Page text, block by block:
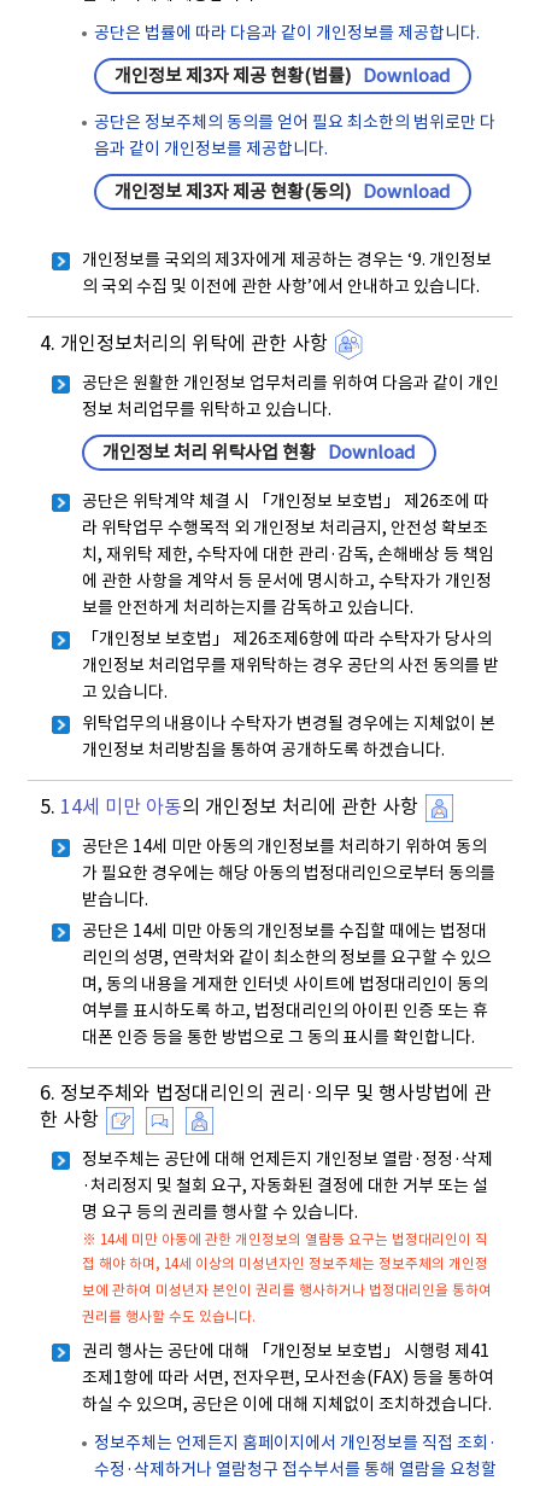
공단은 법률에 따라 다음과 같이 개인정보를 제공합니다.
개인정보 제3자 제공 현황(법률) Download
공단은 정보주체의 동의를 얻어 필요 최소한의 범위로만 다
음과 같이 개인정보를 제공합니다.
개인정보 제3자 제공 현황(동의) Download
개인정보를 국외의 제3자에게 제공하는 경우는 ‘9. 개인정보
의 국외 수집 및 이전에 관한 사항’에서 안내하고 있습니다.
4. 개인정보처리의 위탁에 관한 사항
공단은 원활한 개인정보 업무처리를 위하여 다음과 같이 개인
정보 처리업무를 위탁하고 있습니다.
개인정보 처리 위탁사업 현황 Download
공단은 위탁계약 체결 시 「개인정보 보호법」 제26조에 따
라 위탁업무 수행목적 외 개인정보 처리금지, 안전성 확보조
치, 재위탁 제한, 수탁자에 대한 관리·감독, 손해배상 등 책임
에 관한 사항을 계약서 등 문서에 명시하고, 수탁자가 개인정
보를 안전하게 처리하는지를 감독하고 있습니다.
「개인정보 보호법」 제26조제6항에 따라 수탁자가 당사의
개인정보 처리업무를 재위탁하는 경우 공단의 사전 동의를 받
고 있습니다.
위탁업무의 내용이나 수탁자가 변경될 경우에는 지체없이 본
개인정보 처리방침을 통하여 공개하도록 하겠습니다.
5. 14세 미만 아동의 개인정보 처리에 관한 사항
공단은 14세 미만 아동의 개인정보를 처리하기 위하여 동의
가 필요한 경우에는 해당 아동의 법정대리인으로부터 동의를
받습니다.
공단은 14세 미만 아동의 개인정보를 수집할 때에는 법정대
리인의 성명, 연락처와 같이 최소한의 정보를 요구할 수 있으
며, 동의 내용을 게재한 인터넷 사이트에 법정대리인이 동의
여부를 표시하도록 하고, 법정대리인의 아이핀 인증 또는 휴
대폰 인증 등을 통한 방법으로 그 동의 표시를 확인합니다.
6. 정보주체와 법정대리인의 권리·의무 및 행사방법에 관
한 사항
정보주체는 공단에 대해 언제든지 개인정보 열람·정정·삭제
·처리정지 및 철회 요구, 자동화된 결정에 대한 거부 또는 설
명 요구 등의 권리를 행사할 수 있습니다.
※ 14세 미만 아동에 관한 개인정보의 열람등 요구는 법정대리인이 직
접 해야 하며, 14세 이상의 미성년자인 정보주체는 정보주체의 개인정
보에 관하여 미성년자 본인이 권리를 행사하거나 법정대리인을 통하여
권리를 행사할 수도 있습니다.
권리 행사는 공단에 대해 「개인정보 보호법」 시행령 제41
조제1항에 따라 서면, 전자우편, 모사전송(FAX) 등을 통하여
하실 수 있으며, 공단은 이에 대해 지체없이 조치하겠습니다.
정보주체는 언제든지 홈페이지에서 개인정보를 직접 조회·
수정·삭제하거나 열람청구 접수부서를 통해 열람을 요청할